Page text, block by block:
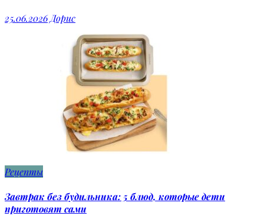
25.06.2026 Дорис
Рецепты
Завтрак без будильника: 5 блюд, которые дети
приготовят сами